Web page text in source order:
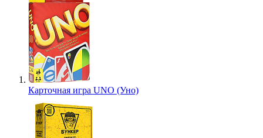
Карточная игра UNO (Уно)